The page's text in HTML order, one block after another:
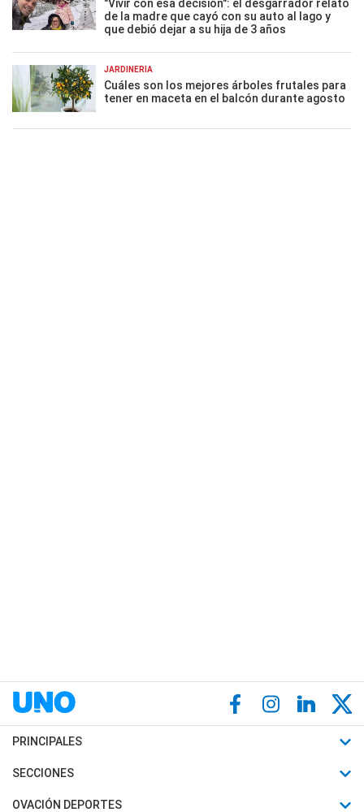
"Vivir con esa decisión": el desgarrador relato
de la madre que cayó con su auto al lago y
que debió dejar a su hija de 3 años
JARDINERÍA
Cuáles son los mejores árboles frutales para
tener en maceta en el balcón durante agosto
PRINCIPALES
Últimas Noticias
Política
SECCIONES
Horóscopo
OVACIÓN DEPORTES